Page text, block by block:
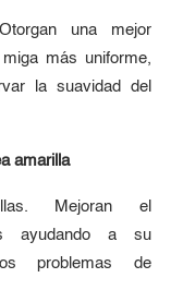
una mejor
más uniforme,
la suavidad del
amarilla
Mejoran el
ayudando a su
problemas de